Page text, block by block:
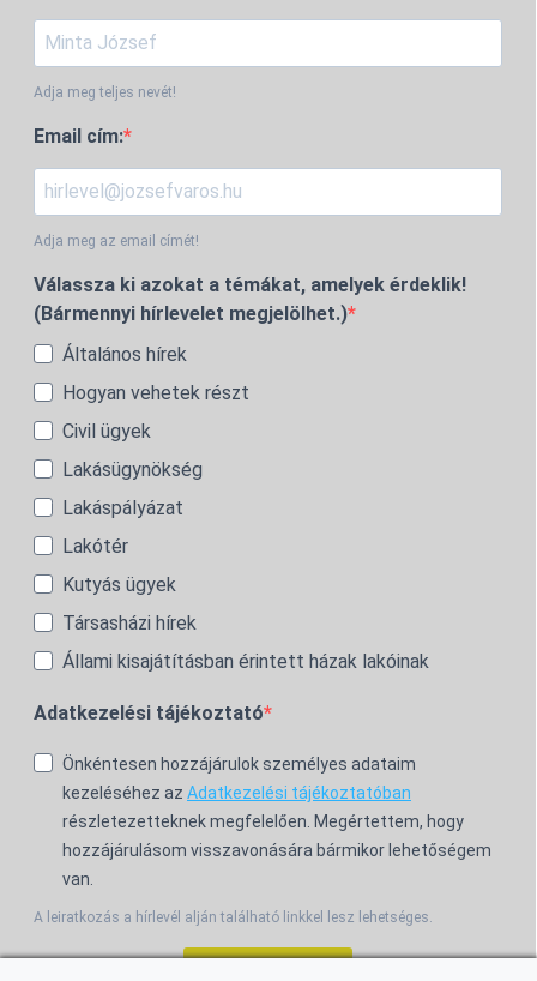
Adja meg teljes nevét!
Email cím:
Adja meg az email címét!
Válassza ki azokat a témákat, amelyek érdeklik!
(Bármennyi hírlevelet megjelölhet.)
Általános hírek
Hogyan vehetek részt
Civil ügyek
Lakásügynökség
Lakáspályázat
Lakótér
Kutyás ügyek
Társasházi hírek
Állami kisajátításban érintett házak lakóinak
Adatkezelési tájékoztató
Önkéntesen hozzájárulok személyes adataim
kezeléséhez az Adatkezelési tájékoztatóban
részletezetteknek megfelelően. Megértettem, hogy
hozzájárulásom visszavonására bármikor lehetőségem
van.
A leiratkozás a hírlevél alján található linkkel lesz lehetséges.